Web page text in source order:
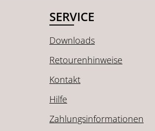
SERVICE
Downloads
Retourenhinweise
Kontakt
Hilfe
Zahlungsinformationen